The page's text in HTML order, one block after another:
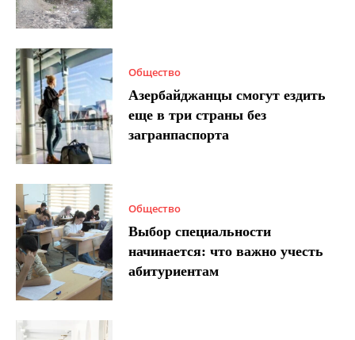
Общество
Азербайджанцы смогут ездить
еще в три страны без
загранпаспорта
Общество
Выбор специальности
начинается: что важно учесть
абитуриентам